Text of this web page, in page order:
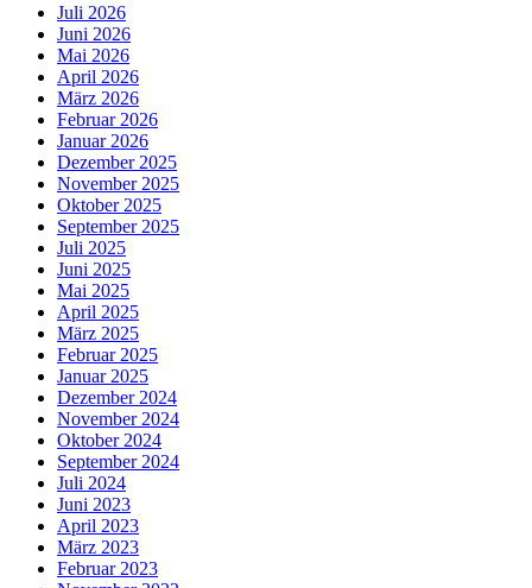
Juli 2026
Juni 2026
Mai 2026
April 2026
März 2026
Februar 2026
Januar 2026
Dezember 2025
November 2025
Oktober 2025
September 2025
Juli 2025
Juni 2025
Mai 2025
April 2025
März 2025
Februar 2025
Januar 2025
Dezember 2024
November 2024
Oktober 2024
September 2024
Juli 2024
Juni 2023
April 2023
März 2023
Februar 2023